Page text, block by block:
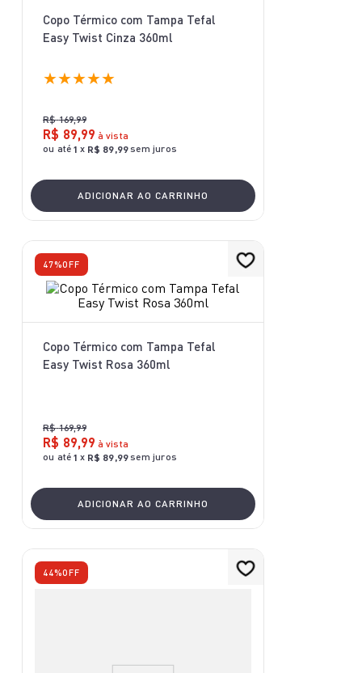
Copo Térmico com Tampa Tefal
Easy Twist Cinza 360ml
★★★★★
R$ 169,99
R$ 89,99 à vista
ou até 1 x R$ 89,99sem juros
ADICIONAR AO CARRINHO
47%OFF
Copo Térmico com Tampa Tefal
Easy Twist Rosa 360ml
R$ 169,99
R$ 89,99 à vista
ou até 1 x R$ 89,99sem juros
ADICIONAR AO CARRINHO
44%OFF
10º aspirador x-force 9 60